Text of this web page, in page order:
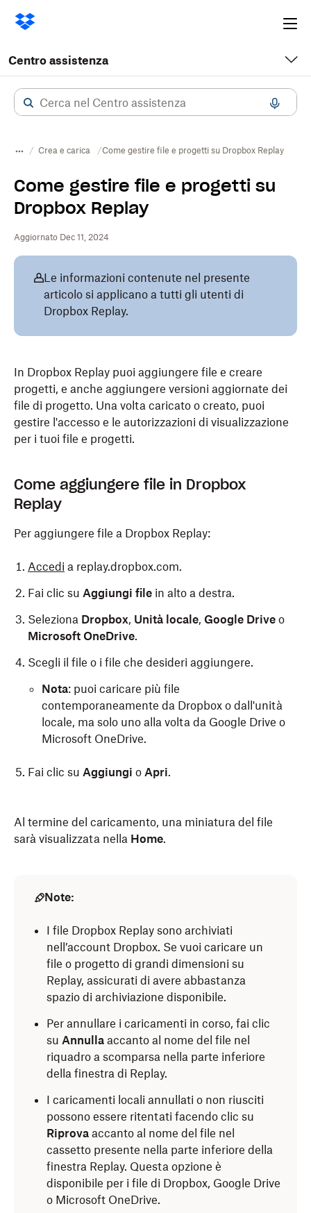
Centro assistenza
Crea e carica Come gestire file e progetti su Dropbox Replay
Come gestire file e progetti su
Dropbox Replay
Aggiornato Dec 11, 2024
Le informazioni contenute nel presente
articolo si applicano a tutti gli utenti di
Dropbox Replay.
In Dropbox Replay puoi aggiungere file e creare
progetti, e anche aggiungere versioni aggiornate dei
file di progetto. Una volta caricato o creato, puoi
gestire l'accesso e le autorizzazioni di visualizzazione
per i tuoi file e progetti.
Come aggiungere file in Dropbox
Replay
Per aggiungere file a Dropbox Replay:
Accedi a replay.dropbox.com.
Fai clic su Aggiungi file in alto a destra.
Seleziona Dropbox, Unità locale, Google Drive o
Microsoft OneDrive.
Scegli il file o i file che desideri aggiungere.
Nota: puoi caricare più file
contemporaneamente da Dropbox o dall'unità
locale, ma solo uno alla volta da Google Drive o
Microsoft OneDrive.
Fai clic su Aggiungi o Apri.
Al termine del caricamento, una miniatura del file
sarà visualizzata nella Home.
Note:
I file Dropbox Replay sono archiviati
nell’account Dropbox. Se vuoi caricare un
file o progetto di grandi dimensioni su
Replay, assicurati di avere abbastanza
spazio di archiviazione disponibile.
Per annullare i caricamenti in corso, fai clic
su Annulla accanto al nome del file nel
riquadro a scomparsa nella parte inferiore
della finestra di Replay.
I caricamenti locali annullati o non riusciti
possono essere ritentati facendo clic su
Riprova accanto al nome del file nel
cassetto presente nella parte inferiore della
finestra Replay. Questa opzione è
disponibile per i file di Dropbox, Google Drive
o Microsoft OneDrive.